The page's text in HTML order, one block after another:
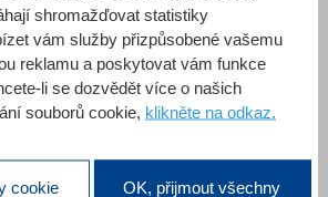
vašeho 4D vývojového týmu?
bude spolupracovat na vytvoření
nabídky, přizpůsobené vašemu
kontextu a potřebám.
shromažďovat statistiky
vám služby přizpůsobené vašemu
reklamu a poskytovat vám funkce
li se dozvědět více o našich
souborů cookie, klikněte na odkaz.
cookie OK, přijmout všechny